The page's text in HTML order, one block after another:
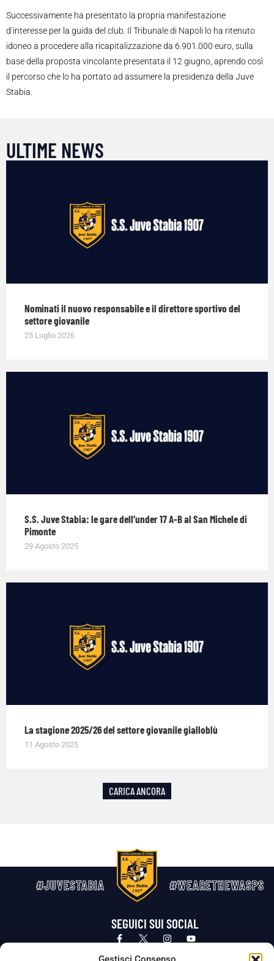
Successivamente ha presentato la propria manifestazione
d’interesse per la guida del club. Il Tribunale di Napoli lo ha ritenuto
idoneo a procedere alla ricapitalizzazione da 6.901.000 euro, sulla
base della proposta vincolante presentata il 12 giugno, aprendo così
il percorso che lo ha portato ad assumere la presidenza della Juve
Stabia.
ULTIME NEWS
Nominati il nuovo responsabile e il direttore sportivo del
settore giovanile
25 Luglio 2026
S.S. Juve Stabia: le gare dell’under 17 A-B al San Michele di
Pimonte
29 Agosto 2025
La stagione 2025/26 del settore giovanile gialloblù
11 Agosto 2025
CARICA ANCORA
#JUVESTABIA #WEARETHEWASPS
SEGUICI SUI SOCIAL
Privacy Policy Cookie Policy